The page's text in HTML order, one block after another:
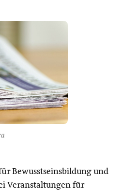
Bewusstseinsbildung und
Veranstaltungen für